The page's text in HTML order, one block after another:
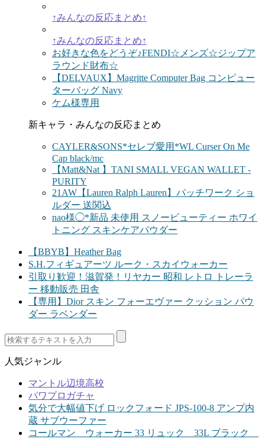
↑みんなの反応まとめ↑
↑みんなの反応まとめ↑
お好きな色をどうぞ♪FENDI☆メンズ☆ジップア
ラウンド財布☆
【DELVAUX】Magritte Computer Bag コンピュー
ターバッグ Navy
ケム様専用
新キャラ・みんなの反応まとめ
CAYLER&SONS*セレブ愛用*WL Curser On Me
Cap black/mc
【Matt&Nat 】TANI SMALL VEGAN WALLET -
PURITY
21AW【Lauren Ralph Lauren】パッチワーク ショ
ルダー 送関込
nao様◯*新品 未使用 スノービューティー ホワイ
トニング スキンケアパウダー
【BBYB】Heather Bag
S.H.フィギュアーツ ルーク・スカイウォーカー
引取り歓迎！滋賀発！リヤカー 昭和 レトロ トレーラ
ー 移動販売 田舎
【専用】Dior スキン フォーエヴァー クッション パウ
ダー ラベンダー
人気ジャンル
マントル辺境高校
パワプロガチャ
気分で大幅値下げ ロックフォード JPS-100-8 アンプ内
蔵 サブウーファー
コールマン ウォーカー 33 リュック 33L ブラック